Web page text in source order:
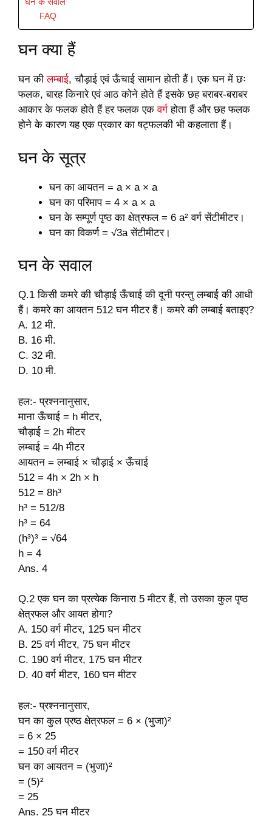
FAQ
घन क्या हैं
घन कीलम्बाई, चौड़ाई एवं ऊँचाई सामान होती हैं। एक घन में छः
फलक, बारह किनारे एवं आठ कोने होते हैं इसके छह बराबर-बराबर
आकार के फलक होते हैं हर फलक एकवर्ग होता हैं और छह फलक
होने के कारण यह एक प्रकार का षट्फलकी भी कहलाता हैं।
घन के सूत्र
घन का आयतन = a × a × a
घन का परिमाप = 4 × a × a
घन के सम्पूर्ण पृष्ठ का क्षेत्रफल = 6 a² वर्ग सेंटीमीटर।
घन का विकर्ण = √3a सेंटीमीटर।
घन के सवाल
Q.1 किसी कमरे की चौड़ाई ऊँचाई की दूनी परन्तु लम्बाई की आधी
हैं। कमरे का आयतन 512 घन मीटर हैं। कमरे की लम्बाई बताइए?
A. 12 मी.
B. 16 मी.
C. 32 मी.
D. 10 मी.
हल:- प्रश्ननानुसार,
माना ऊँचाई = h मीटर,
चौड़ाई = 2h मीटर
लम्बाई = 4h मीटर
आयतन = लम्बाई × चौड़ाई × ऊँचाई
512 = 4h × 2h × h
512 = 8h³
h³ = 512/8
h³ = 64
(h³)³ = √64
h = 4
Ans. 4
Q.2 एक घन का प्रत्येक किनारा 5 मीटर हैं, तो उसका कुल पृष्ठ
क्षेत्रफल और आयत होगा?
A. 150 वर्ग मीटर, 125 घन मीटर
B. 25 वर्ग मीटर, 75 घन मीटर
C. 190 वर्ग मीटर, 175 घन मीटर
D. 40 वर्ग मीटर, 160 घन मीटर
हल:- प्रश्ननानुसार,
घन का कुल प्रष्ठ क्षेत्रफल = 6 × (भुजा)²
= 6 × 25
= 150 वर्ग मीटर
घन का आयतन = (भुजा)²
= (5)²
= 25
Ans. 25 घन मीटर